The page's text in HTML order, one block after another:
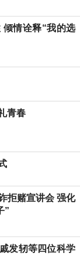
倾情诠释“我的选
青春
拒赌宣讲会 强化
”
发轫等四位科学